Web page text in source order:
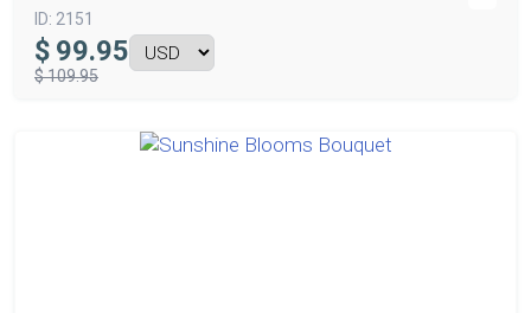
ID: 2151
$ 99.95
$ 109.95